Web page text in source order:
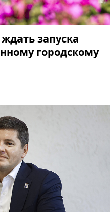
запуска
городскому